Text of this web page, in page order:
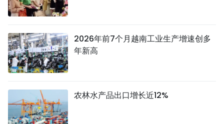
2026年前7个月越南工业生产增速创多
年新高
农林水产品出口增长近12%